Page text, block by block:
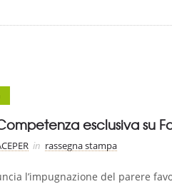
esclusiva su
in rassegna stampa
l’impugnazione del parere